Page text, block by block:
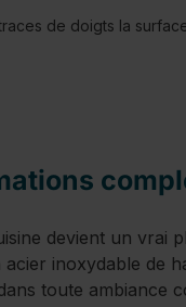
de doigts la
devient un vrai
inoxydable de
toute ambiance